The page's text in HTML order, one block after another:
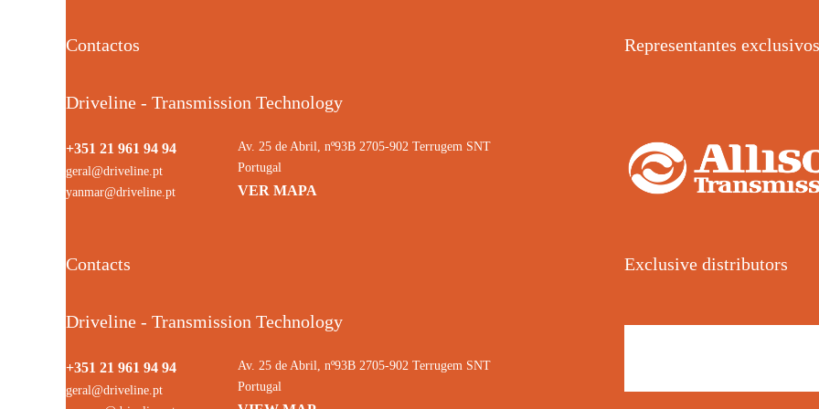
Contactos
Driveline - Transmission Technology
+351 21 961 94 94
geral@driveline.pt
yanmar@driveline.pt
Av. 25 de Abril, nº93B 2705-902 Terrugem SNT
Portugal
VER MAPA
Representantes exclusivos
Contacts
Driveline - Transmission Technology
+351 21 961 94 94
geral@driveline.pt
Av. 25 de Abril, nº93B 2705-902 Terrugem SNT
Portugal
Exclusive distributors